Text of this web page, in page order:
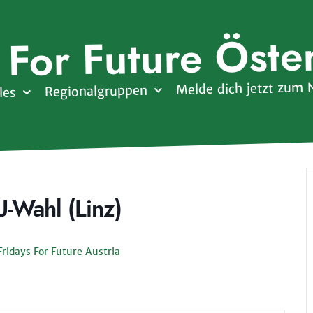
Future
Regionalgruppen Melde dich jetzt zum
Wahl (Linz)
For Future Austria